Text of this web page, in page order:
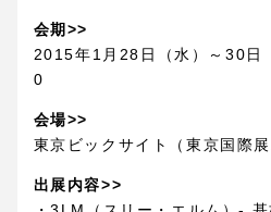
会期>>
2015年1月28日（水）～30
0
会場>>
東京ビックサイト（東京国際展
出展内容>>